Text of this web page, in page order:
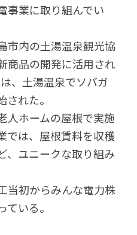
事業に取り組んでい
市内の土湯温泉観光協
商品の開発に活用され
、土湯温泉でソバガ
れた。
人ホームの屋根で実施
では、屋根賃料を収穫
、ユニークな取り組み
当初からみんな電力株
いる。